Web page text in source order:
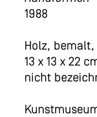
1988
Holz, bemalt,
13 x 13 x 22
nicht